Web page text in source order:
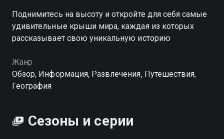
Поднимитесь на высоту и откройте для себя самые
удивительные крыши мира, каждая из которых
рассказывает свою уникальную историю
Жанр
Обзор, Информация, Развлечения, Путешествия,
География
Сезоны и серии